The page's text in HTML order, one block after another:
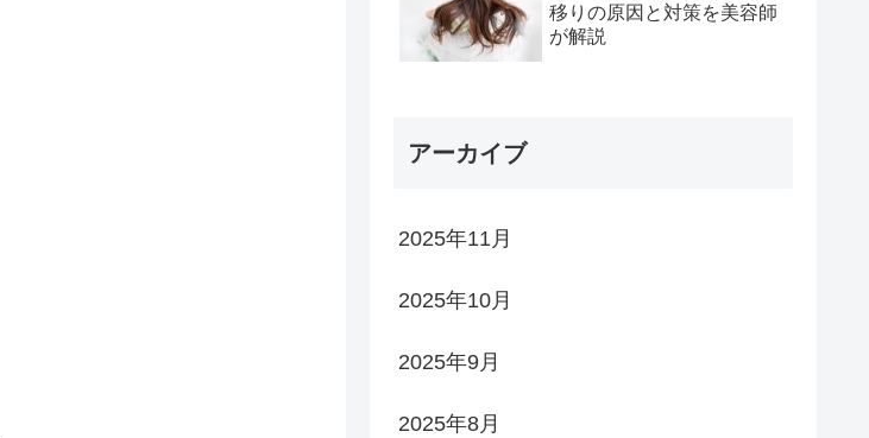
移りの原因と対策を美容師
が解説
アーカイブ
2025年11月
2025年10月
2025年9月
2025年8月